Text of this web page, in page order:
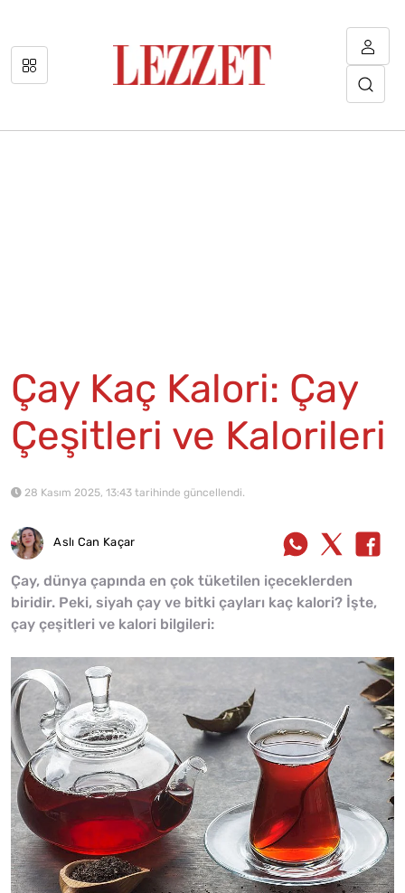
Çay Kaç Kalori: Çay
Çeşitleri ve Kalorileri
28 Kasım 2025, 13:43 tarihinde güncellendi.
Aslı Can Kaçar
Çay, dünya çapında en çok tüketilen içeceklerden
biridir. Peki, siyah çay ve bitki çayları kaç kalori? İşte,
çay çeşitleri ve kalori bilgileri: